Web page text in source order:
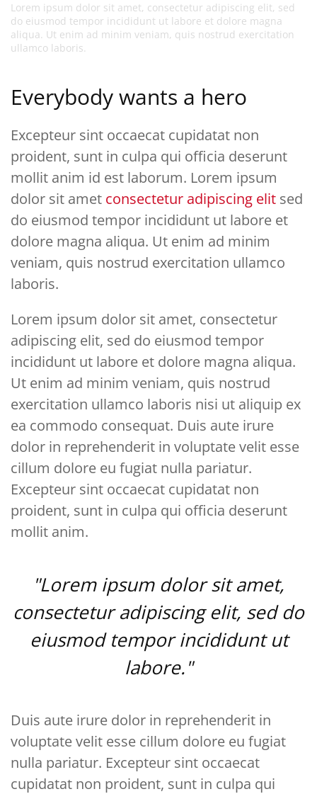
Lorem ipsum dolor sit amet, consectetur adipiscing elit, sed
do eiusmod tempor incididunt ut labore et dolore magna
aliqua. Ut enim ad minim veniam, quis nostrud exercitation
ullamco laboris.
Everybody wants a hero
Excepteur sint occaecat cupidatat non
proident, sunt in culpa qui officia deserunt
mollit anim id est laborum. Lorem ipsum
dolor sit amet consectetur adipiscing elit sed
do eiusmod tempor incididunt ut labore et
dolore magna aliqua. Ut enim ad minim
veniam, quis nostrud exercitation ullamco
laboris.
Lorem ipsum dolor sit amet, consectetur
adipiscing elit, sed do eiusmod tempor
incididunt ut labore et dolore magna aliqua.
Ut enim ad minim veniam, quis nostrud
exercitation ullamco laboris nisi ut aliquip ex
ea commodo consequat. Duis aute irure
dolor in reprehenderit in voluptate velit esse
cillum dolore eu fugiat nulla pariatur.
Excepteur sint occaecat cupidatat non
proident, sunt in culpa qui officia deserunt
mollit anim.
"Lorem ipsum dolor sit amet,
consectetur adipiscing elit, sed do
eiusmod tempor incididunt ut
labore."
Duis aute irure dolor in reprehenderit in
voluptate velit esse cillum dolore eu fugiat
nulla pariatur. Excepteur sint occaecat
cupidatat non proident, sunt in culpa qui